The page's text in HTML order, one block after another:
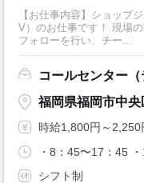
【お仕事内容】ショップ
V）のお仕事です！ 現場
フォローを行い、チー...
コールセンター（
福岡県福岡市中央
時給1,800円～2,250
・8：45〜17：45
シフト制